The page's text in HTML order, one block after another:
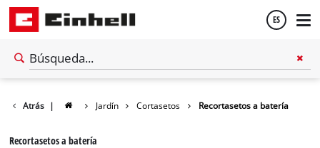
ES
Atrás | Jardín Cortasetos Recortasetos a batería
Recortasetos a batería